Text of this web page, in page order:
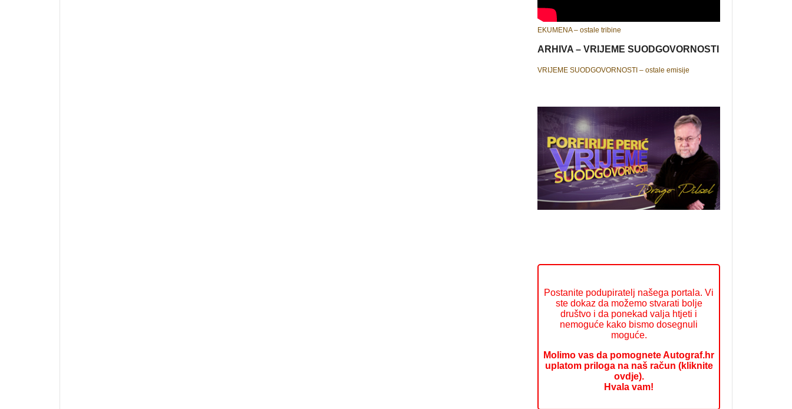
EKUMENA – ostale tribine
ARHIVA – VRIJEME SUODGOVORNOSTI
VRIJEME SUODGOVORNOSTI – ostale emisije
Postanite podupiratelj našega portala. Vi
ste dokaz da možemo stvarati bolje
društvo i da ponekad valja htjeti i
nemoguće kako bismo dosegnuli
moguće.
Molimo vas da pomognete Autograf.hr
uplatom priloga na naš račun (kliknite
ovdje).
Hvala vam!